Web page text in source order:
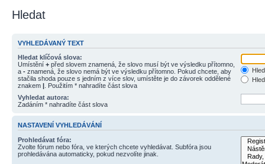
Hledat
VYHLEDÁVANÝ TEXT
Hledat klíčová slova:
Umístění + před slovem znamená, že slovo musí být ve výsledku přítomno,
a - znamená, že slovo nemá být ve výsledku přítomno. Pokud chcete, aby
stačila shoda pouze s jedním z více slov, umístěte je do závorek oddělené
znakem | . Použitím * nahradíte část slova
Vyhledat autora:
Zadáním * nahradíte část slova
NASTAVENÍ VYHLEDÁVÁNÍ
Prohledávat fóra:
Zvolte fórum nebo fóra, ve kterých chcete vyhledávat. Subfóra jsou
prohledávána automaticky, pokud nezvolíte jinak.